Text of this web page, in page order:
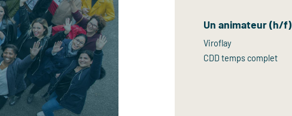
Un animateur (h/f)
Viroflay
CDD temps complet